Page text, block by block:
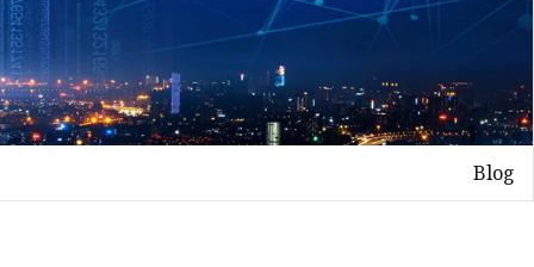
Blog